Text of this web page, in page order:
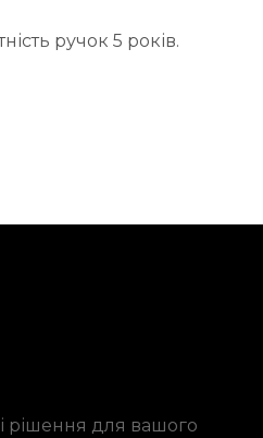
ручок 5 років.
рішення для вашого